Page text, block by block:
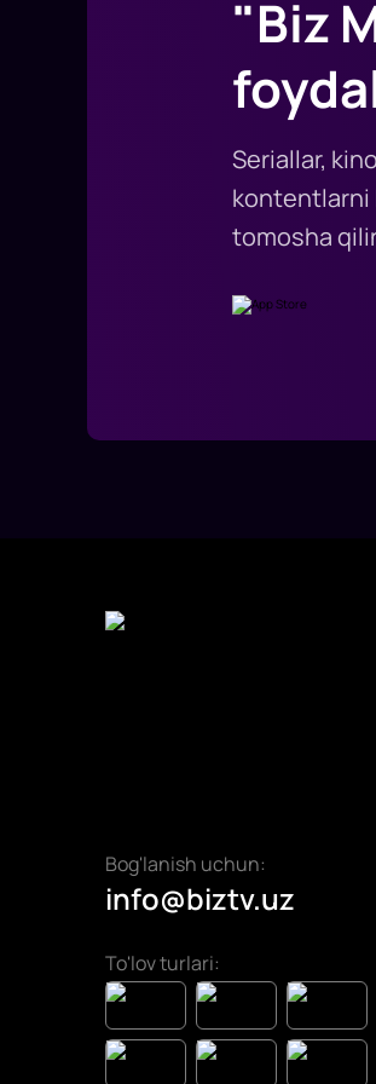
"Biz
Seriallar,
kontentlarni
tomosha
Bog'lanish uchun:
info@biztv.uz
To'lov turlari: